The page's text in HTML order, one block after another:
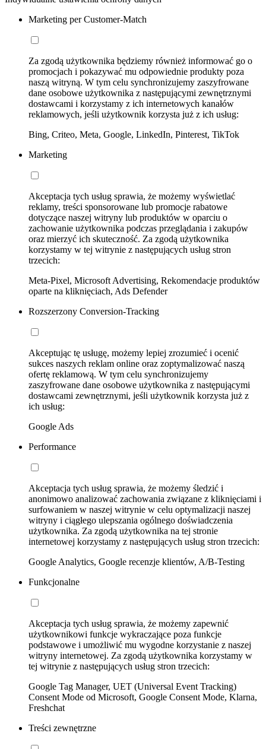
Marketing per Customer-Match
Za zgodą użytkownika będziemy również informować go o
promocjach i pokazywać mu odpowiednie produkty poza
naszą witryną. W tym celu synchronizujemy zaszyfrowane
dane osobowe użytkownika z następującymi zewnętrznymi
dostawcami i korzystamy z ich internetowych kanałów
reklamowych, jeśli użytkownik korzysta już z ich usług:
Bing, Criteo, Meta, Google, LinkedIn, Pinterest, TikTok
Marketing
Akceptacja tych usług sprawia, że możemy wyświetlać
reklamy, treści sponsorowane lub promocje rabatowe
dotyczące naszej witryny lub produktów w oparciu o
zachowanie użytkownika podczas przeglądania i zakupów
oraz mierzyć ich skuteczność. Za zgodą użytkownika
korzystamy w tej witrynie z następujących usług stron
trzecich:
Meta-Pixel, Microsoft Advertising, Rekomendacje produktów
oparte na kliknięciach, Ads Defender
Rozszerzony Conversion-Tracking
Akceptując tę usługę, możemy lepiej zrozumieć i ocenić
sukces naszych reklam online oraz zoptymalizować naszą
ofertę reklamową. W tym celu synchronizujemy
zaszyfrowane dane osobowe użytkownika z następującymi
dostawcami zewnętrznymi, jeśli użytkownik korzysta już z
ich usług:
Google Ads
Performance
Akceptacja tych usług sprawia, że możemy śledzić i
anonimowo analizować zachowania związane z kliknięciami i
surfowaniem w naszej witrynie w celu optymalizacji naszej
witryny i ciągłego ulepszania ogólnego doświadczenia
użytkownika. Za zgodą użytkownika na tej stronie
internetowej korzystamy z następujących usług stron trzecich:
Google Analytics, Google recenzje klientów, A/B-Testing
Funkcjonalne
Akceptacja tych usług sprawia, że możemy zapewnić
użytkownikowi funkcje wykraczające poza funkcje
podstawowe i umożliwić mu wygodne korzystanie z naszej
witryny internetowej. Za zgodą użytkownika korzystamy w
tej witrynie z następujących usług stron trzecich:
Google Tag Manager, UET (Universal Event Tracking)
Consent Mode od Microsoft, Google Consent Mode, Klarna,
Freshchat
Treści zewnętrzne